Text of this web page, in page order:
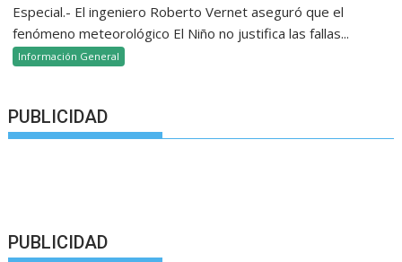
Especial.- El ingeniero Roberto Vernet aseguró que el
fenómeno meteorológico El Niño no justifica las fallas...
Información General
PUBLICIDAD
PUBLICIDAD